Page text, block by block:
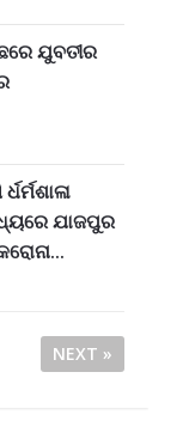
ଯୁବତୀର
ଯାଜପୁର
NEXT »